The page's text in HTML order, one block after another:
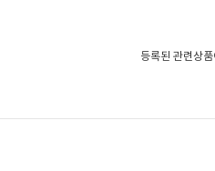
등록된 관련상